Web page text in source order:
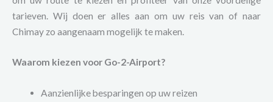
tarieven. Wij doen er alles aan om uw reis van of naar
Chimay zo aangenaam mogelijk te maken.
Waarom kiezen voor Go-2-Airport?
Aanzienlijke besparingen op uw reizen